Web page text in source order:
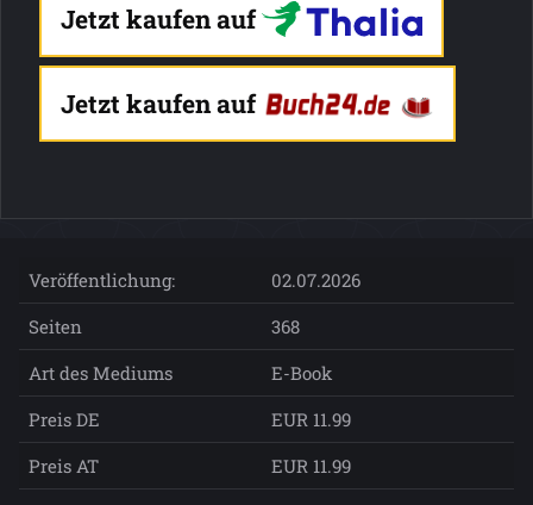
Jetzt kaufen auf
Jetzt kaufen auf
Veröffentlichung:
02.07.2026
Seiten
368
Art des Mediums
E-Book
Preis DE
EUR 11.99
Preis AT
EUR 11.99